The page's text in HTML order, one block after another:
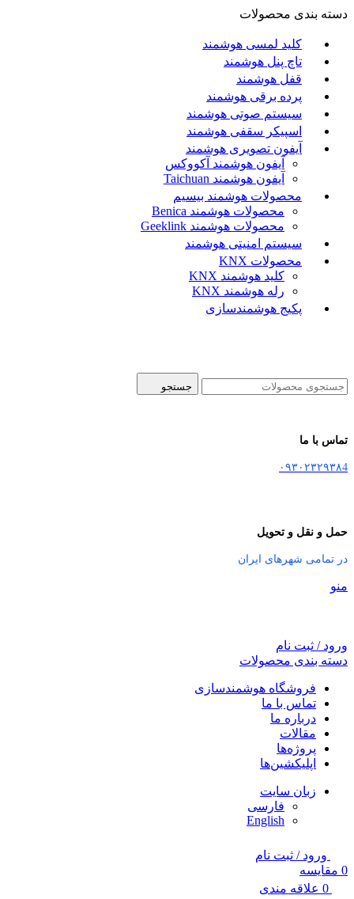
دسته بندی محصولات
کلید لمسی هوشمند
تاچ پنل هوشمند
قفل هوشمند
پرده برقی هوشمند
سیستم صوتی هوشمند
اسپیکر سقفی هوشمند
آیفون تصویری هوشمند
آيفون هوشمند آکووکس
آیفون هوشمند Taichuan
محصولات هوشمند بیسیم
محصولات هوشمند Benica
محصولات هوشمند Geeklink
سیستم امنیتی هوشمند
محصولات KNX
کلید هوشمند KNX
رله هوشمند KNX
پکیج هوشمندسازی
جستجو
تماس با ما
۰۹۳۰۲۳۲۹۳۸4
حمل و نقل و تحویل
در تمامی شهرهای ایران
منو
ورود / ثبت نام
دسته بندی محصولات
فروشگاه هوشمندسازی
تماس با ما
درباره ما
مقالات
پروژه‌ها
اپلیکشین‌ها
زبان سایت
فارسی
English
ورود / ثبت نام
0 مقایسه
0 علاقه مندی